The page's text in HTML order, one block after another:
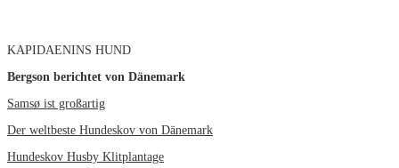
KAPIDAENINS HUND
Bergson berichtet von Dänemark
Samsø ist großartig
Der weltbeste Hundeskov von Dänemark
Hundeskov Husby Klitplantage